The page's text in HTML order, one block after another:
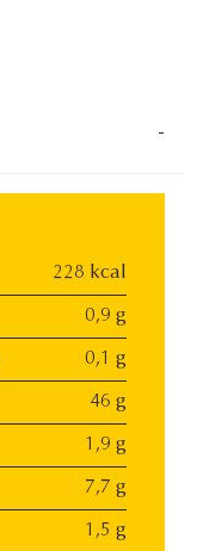
-
228 kcal
0,9 g
0,1 g
46 g
1,9 g
7,7 g
1,5 g